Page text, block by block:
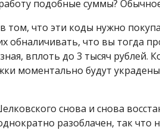
подобные суммы?
том, что эти коды нужно
обналичивать, что вы тогда
вплоть до 3 тысяч рублей.
моментально будут
снова и снова
разоблачен, так что